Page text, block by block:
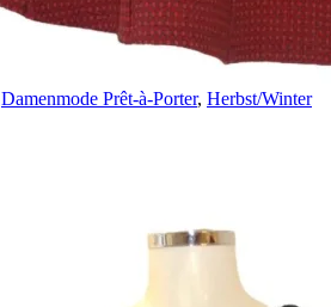
Damenmode Prêt-à-Porter, Herbst/Winter